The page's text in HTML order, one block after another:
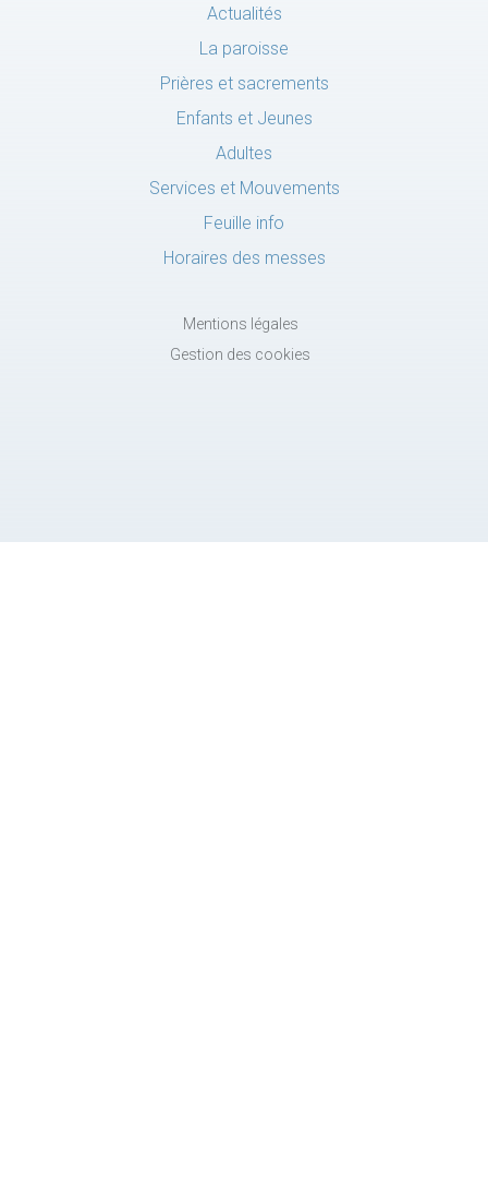
Actualités
La paroisse
Prières et sacrements
Enfants et Jeunes
Adultes
Services et Mouvements
Feuille info
Horaires des messes
Mentions légales
Gestion des cookies